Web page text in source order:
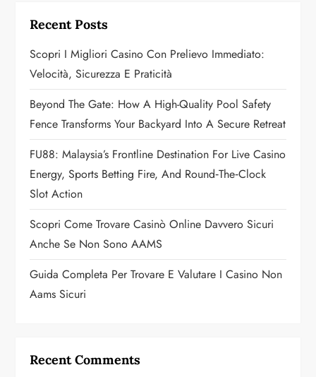
i
g
a
t
i
o
n
Recent Posts
Scopri I Migliori Casino Con Prelievo Immediato:
Velocità, Sicurezza E Praticità
Beyond The Gate: How A High-Quality Pool Safety
Fence Transforms Your Backyard Into A Secure Retreat
FU88: Malaysia’s Frontline Destination For Live Casino
Energy, Sports Betting Fire, And Round‑the‑Clock
Slot Action
Scopri Come Trovare Casinò Online Davvero Sicuri
Anche Se Non Sono AAMS
Guida Completa Per Trovare E Valutare I Casino Non
Aams Sicuri
Recent Comments